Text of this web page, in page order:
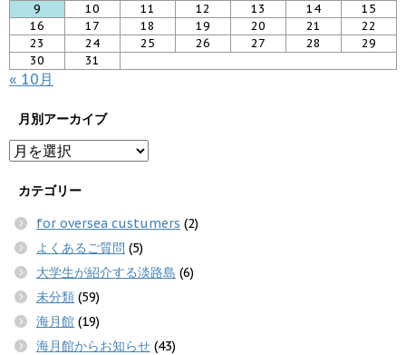
9
10 11 12 13 14
15
16
17 18 19 20 21
22
23
24 25 26 27 28
29
30
31
« 10月
月別アーカイブ
カテゴリー
for oversea custumers (2)
よくあるご質問 (5)
大学生が紹介する淡路島 (6)
未分類 (59)
海月館 (19)
海月館からお知らせ (43)